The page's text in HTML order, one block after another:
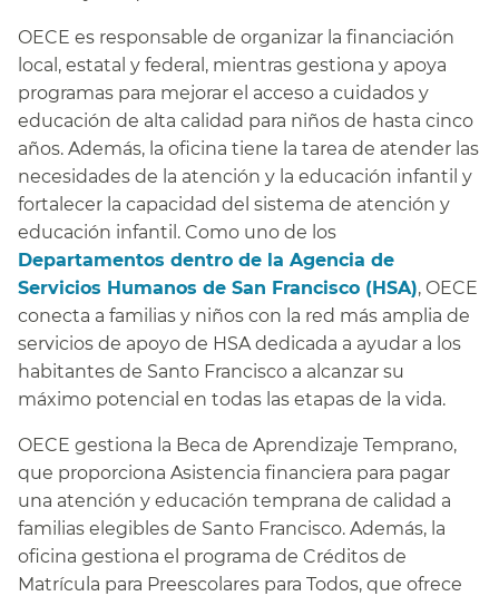
OECE es responsable de organizar la financiación
local, estatal y federal, mientras gestiona y apoya
programas para mejorar el acceso a cuidados y
educación de alta calidad para niños de hasta cinco
años. Además, la oficina tiene la tarea de atender las
necesidades de la atención y la educación infantil y
fortalecer la capacidad del sistema de atención y
educación infantil. Como uno de los
Departamentos dentro de la Agencia de
Servicios Humanos de San Francisco (HSA), OECE
conecta a familias y niños con la red más amplia de
servicios de apoyo de HSA dedicada a ayudar a los
habitantes de Santo Francisco a alcanzar su
máximo potencial en todas las etapas de la vida.​​
OECE gestiona la Beca de Aprendizaje Temprano,
que proporciona Asistencia financiera para pagar
una atención y educación temprana de calidad a
familias elegibles de Santo Francisco. Además, la
oficina gestiona el programa de Créditos de
Matrícula para Preescolares para Todos, que ofrece